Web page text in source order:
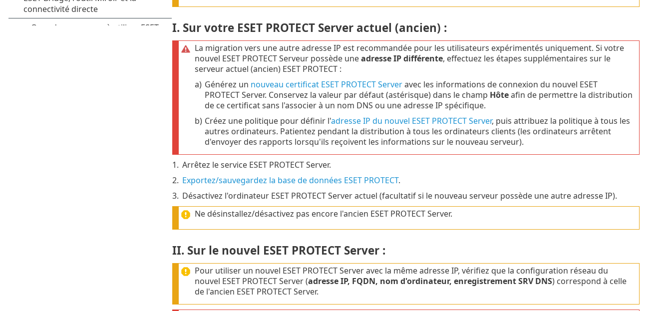
I. Sur votre ESET PROTECT Server actuel (ancien) :
La migration vers une autre adresse IP est recommandée pour les utilisateurs expérimentés uniquement. Si votre
nouvel ESET PROTECT Serveur possède uneadresse IP différente, effectuez les étapes supplémentaires sur le
serveur actuel (ancien) ESET PROTECT :
a) Générez un nouveau certificat ESET PROTECT Serveravec les informations de connexion du nouvel ESET
PROTECT Server. Conservez la valeur par défaut (astérisque) dans le champ Hôteafin de permettre la distribution
de ce certificat sans l'associer à un nom DNS ou une adresse IP spécifique.
b) Créez une politique pour définir l'adresse IP du nouvel ESET PROTECT Server, puis attribuez la politique à tous les
autres ordinateurs. Patientez pendant la distribution à tous les ordinateurs clients (les ordinateurs arrêtent
d'envoyer des rapports lorsqu'ils reçoivent les informations sur le nouveau serveur).
1. Arrêtez le service ESET PROTECT Server.
2. Exportez/sauvegardez la base de données ESET PROTECT.
3. Désactivez l'ordinateur ESET PROTECT Server actuel (facultatif si le nouveau serveur possède une autre adresse IP).
Ne désinstallez/désactivez pas encore l'ancien ESET PROTECT Server.
II. Sur le nouvel ESET PROTECT Server :
Pour utiliser un nouvel ESET PROTECT Server avec la même adresse IP, vérifiez que la configuration réseau du
nouvel ESET PROTECT Server (adresse IP, FQDN, nom d'ordinateur, enregistrement SRV DNS) correspond à celle
de l'ancien ESET PROTECT Server.